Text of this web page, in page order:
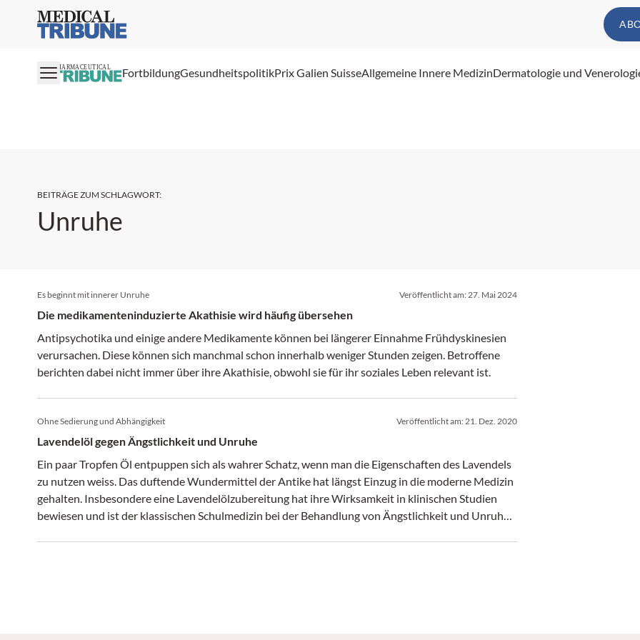
Medical Tribune
PHARMACEUTICAL FortbildungGesundheitspolitikPrix Galien SuisseAllgemeine Innere MedizinDermatologie und
BEITRÄGE ZUM SCHLAGWORT:
Unruhe
Es beginnt mit innerer Unruhe Veröffentlicht am: 27. Mai 2024
Die medikamenteninduzierte Akathisie wird häufig übersehen
Antipsychotika und einige andere Medikamente können bei längerer Einnahme Frühdyskinesien
verursachen. Diese können sich manchmal schon innerhalb weniger Stunden zeigen. Betroffene
berichten dabei nicht immer über ihre Akathisie, obwohl sie für ihr soziales Leben relevant ist.
Ohne Sedierung und Abhängigkeit Veröffentlicht am: 21. Dez. 2020
Lavendelöl gegen Ängstlichkeit und Unruhe
Ein paar Tropfen Öl entpuppen sich als wahrer Schatz, wenn man die Eigenschaften des Lavendels
zu nutzen weiss. Das duftende Wundermittel der Antike hat längst Einzug in die moderne Medizin
gehalten. Insbesondere eine Lavendelölzubereitung hat ihre Wirksamkeit in klinischen Studien
bewiesen und ist der klassischen Schulmedizin bei der Behandlung von Ängstlichkeit und Unruhe